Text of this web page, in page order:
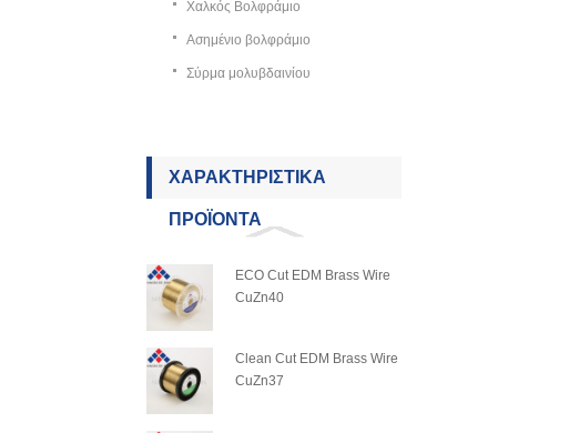
Χαλκός Βολφράμιο
Ασημένιο βολφράμιο
Σύρμα μολυβδαινίου
ΧΑΡΑΚΤΗΡΙΣΤΙΚΆ
ΠΡΟΪΌΝΤΑ
ECO Cut EDM Brass Wire
CuZn40
Clean Cut EDM Brass Wire
CuZn37